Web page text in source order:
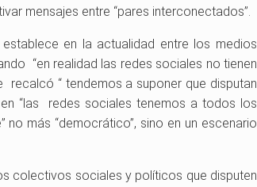
mensajes entre “pares interconectados”.
en la actualidad entre los medios
“en realidad las redes sociales no tienen
“ tendemos a suponer que disputan
“las redes sociales tenemos a todos los
más “democrático”, sino en un escenario
colectivos sociales y políticos que disputen